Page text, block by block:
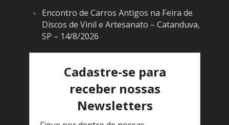
Encontro de Carros Antigos na Feira de
Discos de Vinil e Artesanato – Catanduva,
SP – 14/8/2026